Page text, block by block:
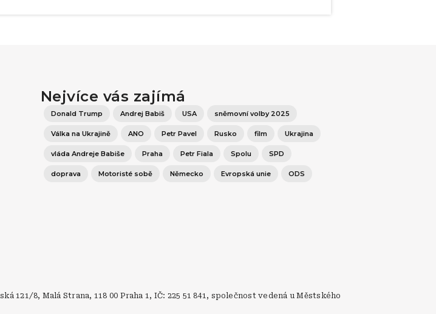
Nejvíce vás zajímá
Donald Trump Andrej Babiš USA sněmovní volby 2025
Válka na Ukrajině ANO Petr Pavel Rusko film Ukrajina
vláda Andreje Babiše Praha Petr Fiala Spolu SPD
doprava Motoristé sobě Německo Evropská unie ODS
121/8, Malá Strana, 118 00 Praha 1, IČ: 225 51 841, společnost vedená u Městského